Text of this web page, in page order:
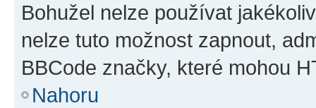
Bohužel nelze používat
nelze tuto možnost zapnout,
BBCode značky, které mohou
Nahoru